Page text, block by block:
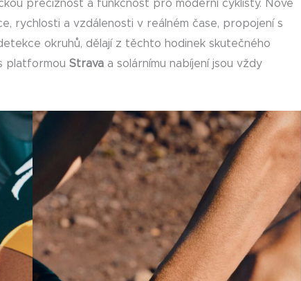
preciznost a funkčnost pro moderní cyklisty. Nové
rychlosti a vzdálenosti v reálném čase, propojení s
okruhů, dělají z těchto hodinek skutečného
platformou Strava a solárnímu nabíjení jsou vždy